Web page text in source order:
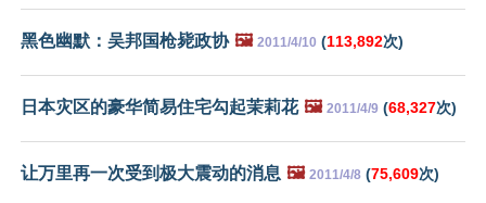
黑色幽默：吴邦国枪毙政协 🖼️ 2011/4/10 (113,892次)
日本灾区的豪华简易住宅勾起茉莉花 🖼️ 2011/4/9 (68,327次)
让万里再一次受到极大震动的消息 🖼️ 2011/4/8 (75,609次)